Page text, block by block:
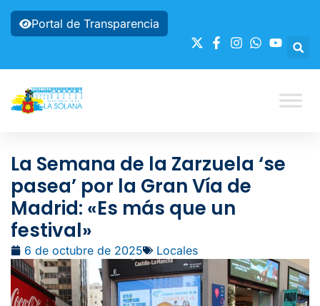
Portal de Transparencia
La Semana de la Zarzuela ‘se
pasea’ por la Gran Vía de
Madrid: «Es más que un
festival»
6 de octubre de 2025 Locales